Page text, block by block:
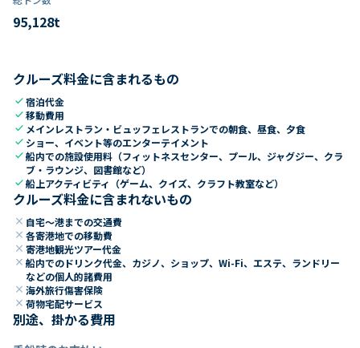
95,128t
クルーズ料金に含まれるもの
check宿泊代金
check移動費用
check メインレストラン・ビュッフェレストランでの朝食、昼食、夕食
check ショー、イベント等のエンターテイメント
check船内での施設使用料（フィットネスセンター、プール、ジャグジー、クラ
ブ・ラウンジ、図書館など）
check船上アクティビティ（ゲーム、クイズ、クラフト教室など）
クルーズ料金に含まれないもの
close 自宅～港までの交通費
close 各寄港地での移動費
close 寄港地観光ツアー代金
close 船内でのドリンク代金、カジノ、ショップ、Wi-Fi、エステ、ランドリー
などの個人的諸費用
close 海外旅行傷害保険
close 荷物宅配サービス
別途、掛かる費用